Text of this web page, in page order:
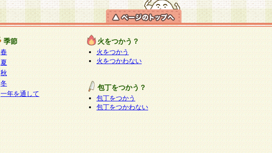
季節
春
夏
秋
冬
一年を通して
火をつかう？
火をつかう
火をつかわない
包丁をつかう？
包丁をつかう
包丁をつかわない